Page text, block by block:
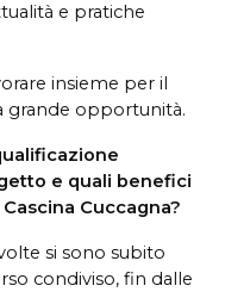
e pratiche
insieme per il
grande opportunità.
e quali benefici
Cuccagna?
si sono subito
condiviso, fin dalle